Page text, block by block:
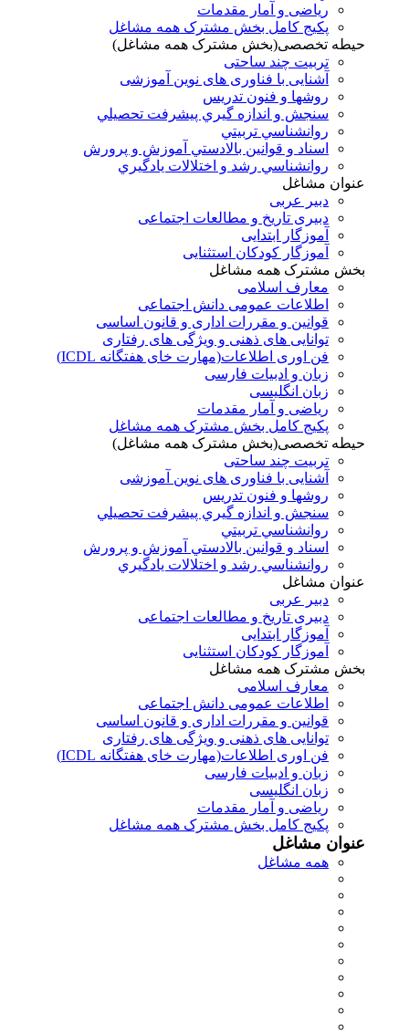
ریاضی و آمار مقدمات
پکیج کامل بخش مشترک همه مشاغل
حیطه تخصصی(بخش مشترک همه مشاغل)
تربیت چند ساحتی
آشنایی با فناوری های نوین آموزشی
روشها و فنون تدريس
سنجش و اندازه گيري پيشرفت تحصيلي
روانشناسي تربيتي
اسناد و قوانين بالادستي آموزش و پرورش
روانشناسي رشد و اختلالات يادگيري
عنوان مشاغل
دبير عربی
دبیری تاریخ و مطالعات اجتماعی
آموزگار ابتدایی
آموزگار کودکان استثنایی
بخش مشترک همه مشاغل
معارف اسلامی
اطلاعات عمومی دانش اجتماعی
قوانین و مقررات اداری و قانون اساسی
توانایی های ذهنی و ویژگی های رفتاری
فن اوری اطلاعات(مهارت خای هفتگانه ICDL)
زبان و ادبیات فارسی
زبان انگلیسی
ریاضی و آمار مقدمات
پکیج کامل بخش مشترک همه مشاغل
حیطه تخصصی(بخش مشترک همه مشاغل)
تربیت چند ساحتی
آشنایی با فناوری های نوین آموزشی
روشها و فنون تدريس
سنجش و اندازه گيري پيشرفت تحصيلي
روانشناسي تربيتي
اسناد و قوانين بالادستي آموزش و پرورش
روانشناسي رشد و اختلالات يادگيري
عنوان مشاغل
دبير عربی
دبیری تاریخ و مطالعات اجتماعی
آموزگار ابتدایی
آموزگار کودکان استثنایی
بخش مشترک همه مشاغل
معارف اسلامی
اطلاعات عمومی دانش اجتماعی
قوانین و مقررات اداری و قانون اساسی
توانایی های ذهنی و ویژگی های رفتاری
فن اوری اطلاعات(مهارت خای هفتگانه ICDL)
زبان و ادبیات فارسی
زبان انگلیسی
ریاضی و آمار مقدمات
پکیج کامل بخش مشترک همه مشاغل
عنوان مشاغل
همه مشاغل